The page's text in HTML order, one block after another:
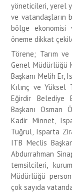
yöneticileri, yerel
ve vatandaşların
bölge ekonomisi
öneme dikkat
Törene; Tarım ve
Genel Müdürlüğü
Başkanı Melih Er,
Kılınç ve Yüksel
Eğirdir Belediye
Başkanı Osman
Kadir Minnet,
Tuğrul, Isparta
ITB Meclis
Abdurrahman
temsilcileri,
Müdürlüğü
çok sayıda